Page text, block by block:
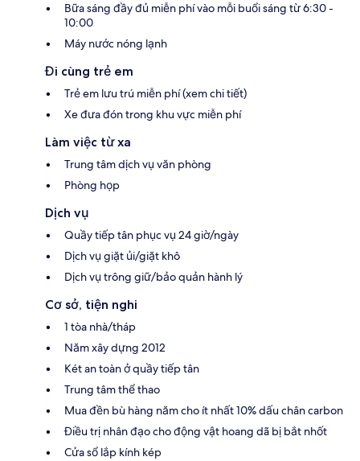
Bữa sáng đầy đủ miễn phí vào mỗi buổi sáng từ 6:30 -
10:00
Máy nước nóng lạnh
Đi cùng trẻ em
Trẻ em lưu trú miễn phí (xem chi tiết)
Xe đưa đón trong khu vực miễn phí
Làm việc từ xa
Trung tâm dịch vụ văn phòng
Phòng họp
Dịch vụ
Quầy tiếp tân phục vụ 24 giờ/ngày
Dịch vụ giặt ủi/giặt khô
Dịch vụ trông giữ/bảo quản hành lý
Cơ sở, tiện nghi
1 tòa nhà/tháp
Năm xây dựng 2012
Két an toàn ở quầy tiếp tân
Trung tâm thể thao
Mua đền bù hàng năm cho ít nhất 10% dấu chân carbon
Điều trị nhân đạo cho động vật hoang dã bị bắt nhốt
Cửa sổ lắp kính kép